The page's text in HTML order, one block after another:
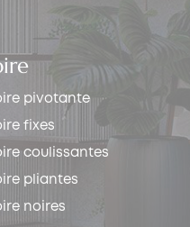
pivotante
fixes
coulissantes
pliantes
noires